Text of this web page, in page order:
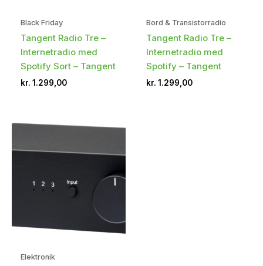
Black Friday
Tangent Radio Tre –
Internetradio med
Spotify Sort – Tangent
kr. 1.299,00
Bord & Transistorradio
Tangent Radio Tre –
Internetradio med
Spotify – Tangent
kr. 1.299,00
Elektronik